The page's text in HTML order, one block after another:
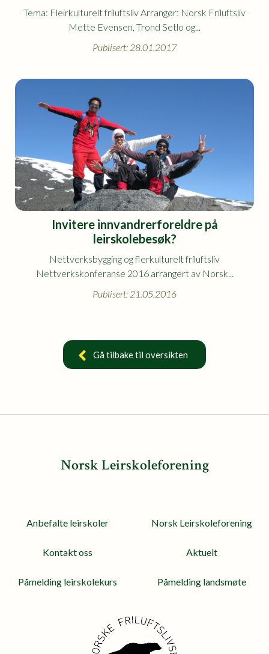
Tema: Fleirkulturelt friluftsliv Arrangør: Norsk Friluftsliv
Mette Evensen, Trond Setlo og...
Publisert: 28.01.2017
Invitere innvandrerforeldre på
leirskolebesøk?
Nettverksbygging og flerkulturelt friluftsliv
Nettverkskonferanse 2016 arrangert av Norsk...
Publisert: 21.05.2016
Gå tilbake til oversikten
Norsk Leirskoleforening
Anbefalte leirskoler Norsk Leirskoleforening
Kontakt oss Aktuelt
Påmelding leirskolekurs Påmelding landsmøte